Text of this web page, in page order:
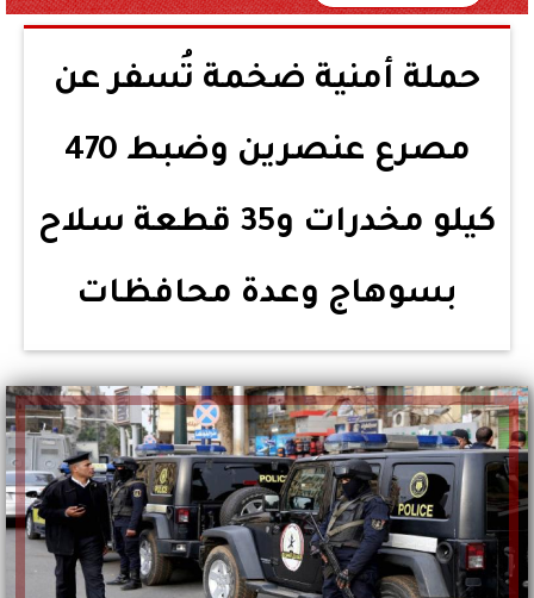
حملة أمنية ضخمة تُسفر عن
مصرع عنصرين وضبط 470
كيلو مخدرات و35 قطعة سلاح
بسوهاج وعدة محافظات